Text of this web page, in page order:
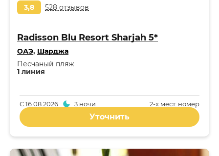
3,8 528 отзывов
Radisson Blu Resort Sharjah 5*
ОАЭ, Шарджа
1 линия
Песчаный пляж
2-x мест. номер
С16.08.2026 3 ночи
Уточнить